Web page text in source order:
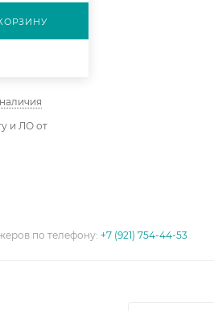
и ЛО от
по телефону:+7 (921) 754-44-53